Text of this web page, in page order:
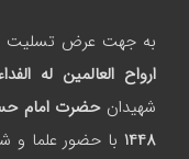
به جهت عرض
ارواح العالمین له
شهیدانحضرت امام
1448 با حضور علما